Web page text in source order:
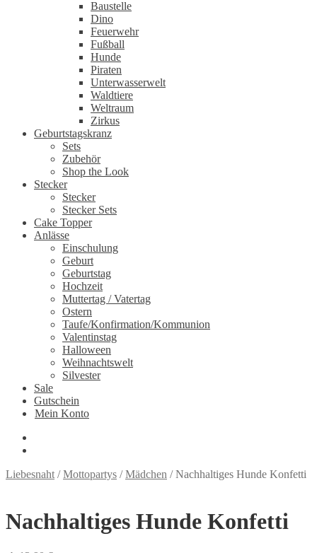
Baustelle
Dino
Feuerwehr
Fußball
Hunde
Piraten
Unterwasserwelt
Waldtiere
Weltraum
Zirkus
Geburtstagskranz
Sets
Zubehör
Shop the Look
Stecker
Stecker
Stecker Sets
Cake Topper
Anlässe
Einschulung
Geburt
Geburtstag
Hochzeit
Muttertag / Vatertag
Ostern
Taufe/Konfirmation/Kommunion
Valentinstag
Halloween
Weihnachtswelt
Silvester
Sale
Gutschein
Mein Konto
Liebesnaht /Mottopartys /Mädchen /Nachhaltiges Hunde Konfetti
Nachhaltiges Hunde Konfetti